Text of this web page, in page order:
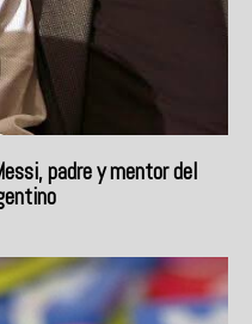
padre y mentor del